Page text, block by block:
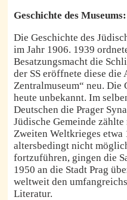
Geschichte des Museums:
Die Geschichte des
im Jahr 1906. 1939
Besatzungsmacht die
der SS eröffnete diese die
Zentralmuseum“ neu. Die
heute unbekannt. Im
Deutschen die Prager
Jüdische Gemeinde
Zweiten Weltkrieges etwa
altersbedingt nicht
fortzuführen, gingen die
1950 an die Stadt Prag
weltweit den
Literatur.